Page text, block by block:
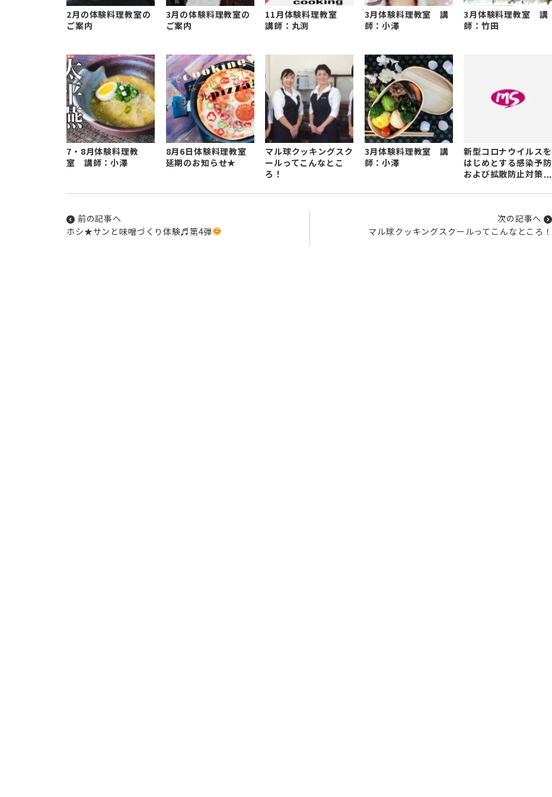
2月の体験料理教室の
ご案内
3月の体験料理教室の
ご案内
11月体験料理教室
講師：丸渕
3月体験料理教室 講
師：小澤
3月体験料理教室 講
師：竹田
7・8月体験料理教
室 講師：小澤
8月6日体験料理教室
延期のお知らせ★
マル球クッキングスク
ールってこんなとこ
ろ！
3月体験料理教室 講
師：小澤
新型コロナウイルスを
はじめとする感染予防
および拡散防止対策に
前の記事へ
ホシ★サンと味噌づくり体験♬第4弾
次の記事へ
マル球クッキングスクールってこんなところ！